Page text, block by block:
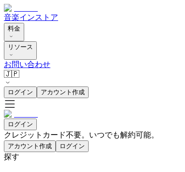
音楽インストア
料金
リソース
お問い合わせ
🇯🇵
ログイン アカウント作成
ログイン
クレジットカード不要。いつでも解約可能。
アカウント作成 ログイン
探す